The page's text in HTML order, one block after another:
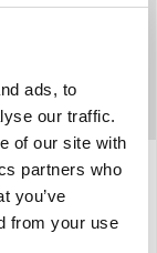
ads, to
our traffic.
of our site with
partners who
you’ve
from your use